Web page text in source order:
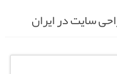
سایت در ایران